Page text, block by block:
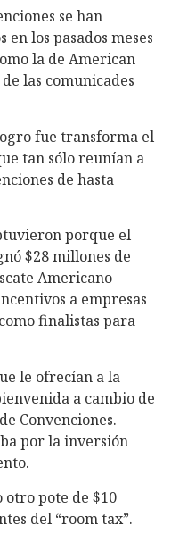
se han
los pasados meses
la de American
las comunicades
fue transforma el
tan sólo reunían a
de hasta
porque el
$28 millones de
Americano
a empresas
finalistas para
le ofrecían a la
a cambio de
Convenciones.
por la inversión
otro pote de $10
del “room tax”.